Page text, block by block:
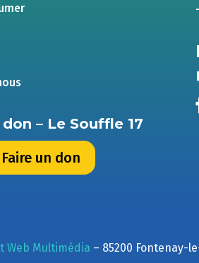
– Le Souffle 17
Faire un don
Web Multimédia – 85200 Fontenay-